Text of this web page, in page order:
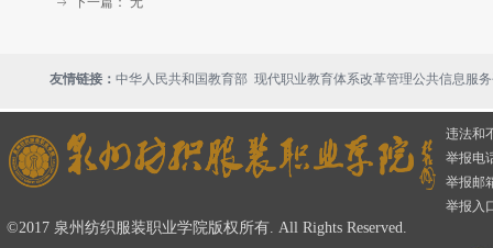
ꁹ
©2017 泉州纺织服装职业学院版权所有. All Rights Reserved.
违法和
举报电
举报邮
举报入
友情链接： 中华人民共和国教育部 现代职业教育体系改革管理公共信息服